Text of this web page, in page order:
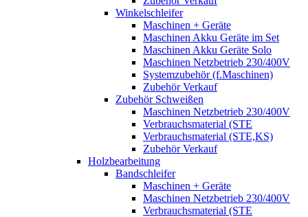
Winkelschleifer
Maschinen + Geräte
Maschinen Akku Geräte im Set
Maschinen Akku Geräte Solo
Maschinen Netzbetrieb 230/400V
Systemzubehör (f.Maschinen)
Zubehör Verkauf
Zubehör Schweißen
Maschinen Netzbetrieb 230/400V
Verbrauchsmaterial (STE
Verbrauchsmaterial (STE,KS)
Zubehör Verkauf
Holzbearbeitung
Bandschleifer
Maschinen + Geräte
Maschinen Netzbetrieb 230/400V
Verbrauchsmaterial (STE